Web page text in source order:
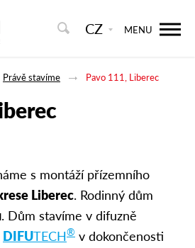
CZ MENU
Právě stavíme Pavo 111, Liberec
s montáží přízemního
Liberec. Rodinný dům
. Dům stavíme v difuzně
DIFUTECH® v dokončenosti